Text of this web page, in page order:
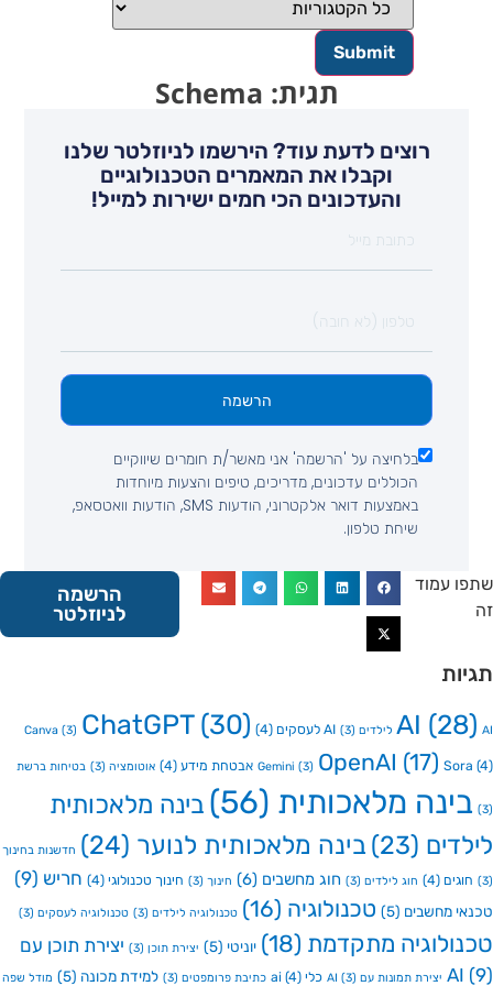
תגית: Schema
רוצים לדעת עוד? הירשמו לניוזלטר שלנו
וקבלו את המאמרים הטכנולוגיים
והעדכונים הכי חמים ישירות למייל!
בלחיצה על 'הרשמה' אני מאשר/ת חומרים שיווקיים
הכוללים עדכונים, מדריכים, טיפים והצעות מיוחדות
באמצעות דואר אלקטרוני, הודעות SMS, הודעות וואטסאפ,
שיחת טלפון.
הרשמה
עמוד
הרשמה
לניוזלטר
AI
(3) AI לעסקים (4)
Canva(3) ChatGPT(30)
Gemini(3) OpenAI(17) אבטחת מידע (4) אוטומציה(3) בטיחות ברשת
מלאכותית(56)
בינה מלאכותית
(23) בינה מלאכותית לנוער(24) חדשנות בחינוך
(4) חוג לילדים(3) חוג מחשבים(6) חינוך (3) חינוך טכנולוגי(4) חריש(9)
מחשבים(5) טכנולוגיה(16) טכנולוגיה לילדים(3) טכנולוגיה לעסקים(3)
מתקדמת(18) יוניטי (5) יצירת תוכן(3)
יצירת תוכן עם
AI יצירת תמונות עם AI(3) כלי ai(4) כתיבת פרומפטים(3) למידת מכונה(5) מודל שפה